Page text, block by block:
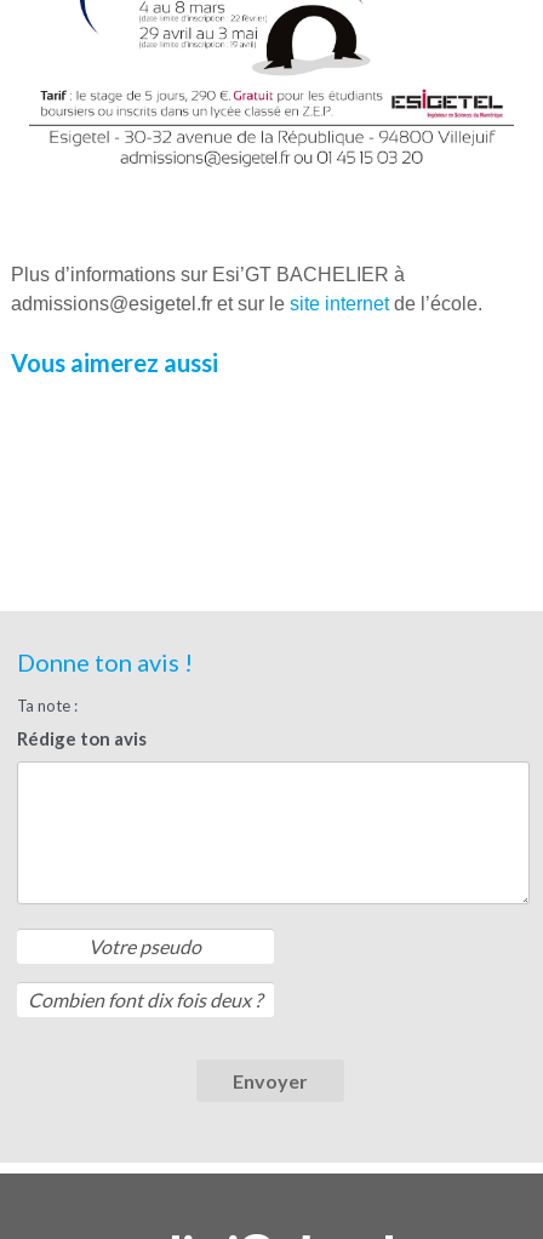
Plus d’informations sur Esi’GT BACHELIER à
admissions@esigetel.fr et sur le site internetde l’école.
Vous aimerez aussi
Donne ton avis !
Ta note :
Rédige ton avis